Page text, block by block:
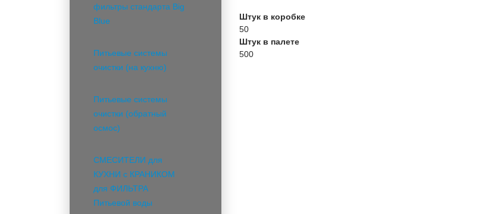
фильтры стандарта Big
Blue
Питьевые системы
очистки (на кухню)
Питьевые системы
очистки (обратный
осмос)
СМЕСИТЕЛИ для
КУХНИ с КРАНИКОМ
для ФИЛЬТРА
Питьевой воды
Штук в коробке
50
Штук в палете
500